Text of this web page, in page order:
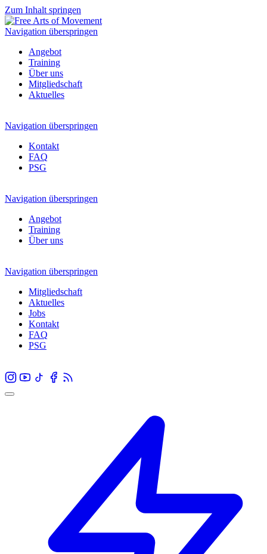
Zum Inhalt springen
Navigation überspringen
Angebot
Training
Über uns
Mitgliedschaft
Aktuelles
Navigation überspringen
Kontakt
FAQ
PSG
Navigation überspringen
Angebot
Training
Über uns
Navigation überspringen
Mitgliedschaft
Aktuelles
Jobs
Kontakt
FAQ
PSG